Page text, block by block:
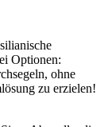
Optionen:
ohne
zu erzielen!